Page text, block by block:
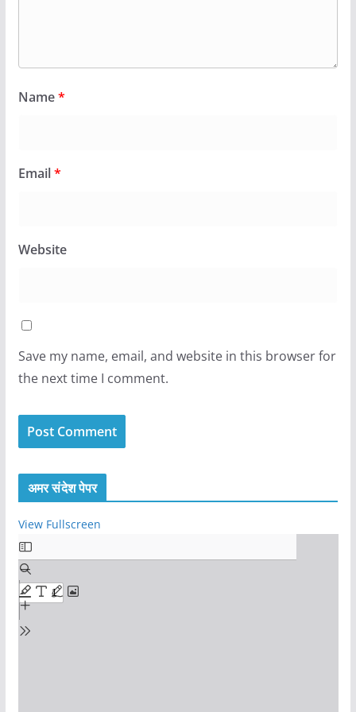
Name*
Email*
Website
Save my name, email, and website in this browser for
the next time I comment.
अमर संदेश पेपर
View Fullscreen
S
k
i
p
t